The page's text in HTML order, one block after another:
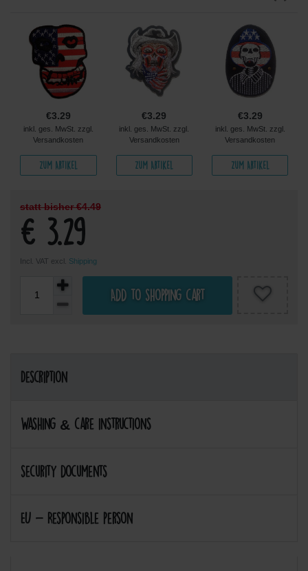
€3.29
inkl. ges. MwSt. zzgl.
Versandkosten
Zum Artikel
€3.29
inkl. ges. MwSt. zzgl.
Versandkosten
Zum Artikel
€3.29
inkl. ges. MwSt. zzgl.
Versandkosten
Zum Artikel
statt bisher €4.49
€ 3.29
Incl. VAT excl. Shipping
Add to shopping cart
Description
Washing & care instructions
security documents
EU - Responsible person